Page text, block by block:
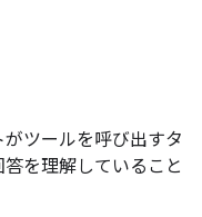
ツールを呼び出すタ
を理解していること